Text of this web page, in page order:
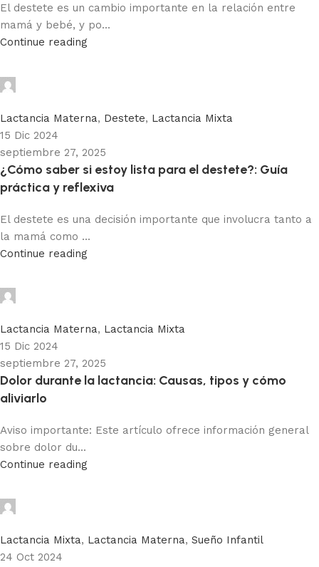
El destete es un cambio importante en la relación entre
mamá y bebé, y po...
Continue reading
Lactancia Materna, Destete, Lactancia Mixta
15 Dic 2024
septiembre 27, 2025
¿Cómo saber si estoy lista para el destete?: Guía
práctica y reflexiva
El destete es una decisión importante que involucra tanto a
la mamá como ...
Continue reading
Lactancia Materna, Lactancia Mixta
15 Dic 2024
septiembre 27, 2025
Dolor durante la lactancia: Causas, tipos y cómo
aliviarlo
Aviso importante: Este artículo ofrece información general
sobre dolor du...
Continue reading
Lactancia Mixta, Lactancia Materna, Sueño Infantil
24 Oct 2024